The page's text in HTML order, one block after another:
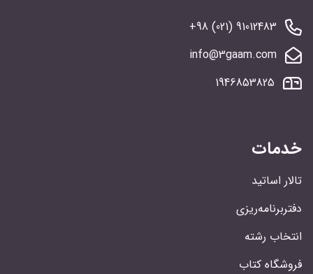
91012483 (021) 98+
info@3gaam.com
1946853825
خدمات
تالار اساتید
دفتربرنامه‌ریزی
انتخاب رشته
فروشگاه کتاب